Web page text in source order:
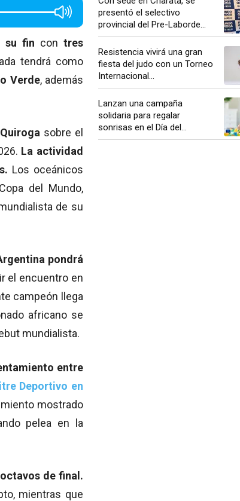
su fin con tres
tendrá como
Verde, además
sobre el
La actividad
Los oceánicos
del Mundo,
de su
pondrá
el encuentro en
campeón llega
africano se
mundialista.
entre
Deportivo en
mostrado
pelea en la
de final.
mientras que
presentó el selectivo
provincial del Pre-Laborde...
Resistencia vivirá una gran
fiesta del judo con un Torneo
Internacional...
Lanzan una campaña
solidaria para regalar
sonrisas en el Día del...